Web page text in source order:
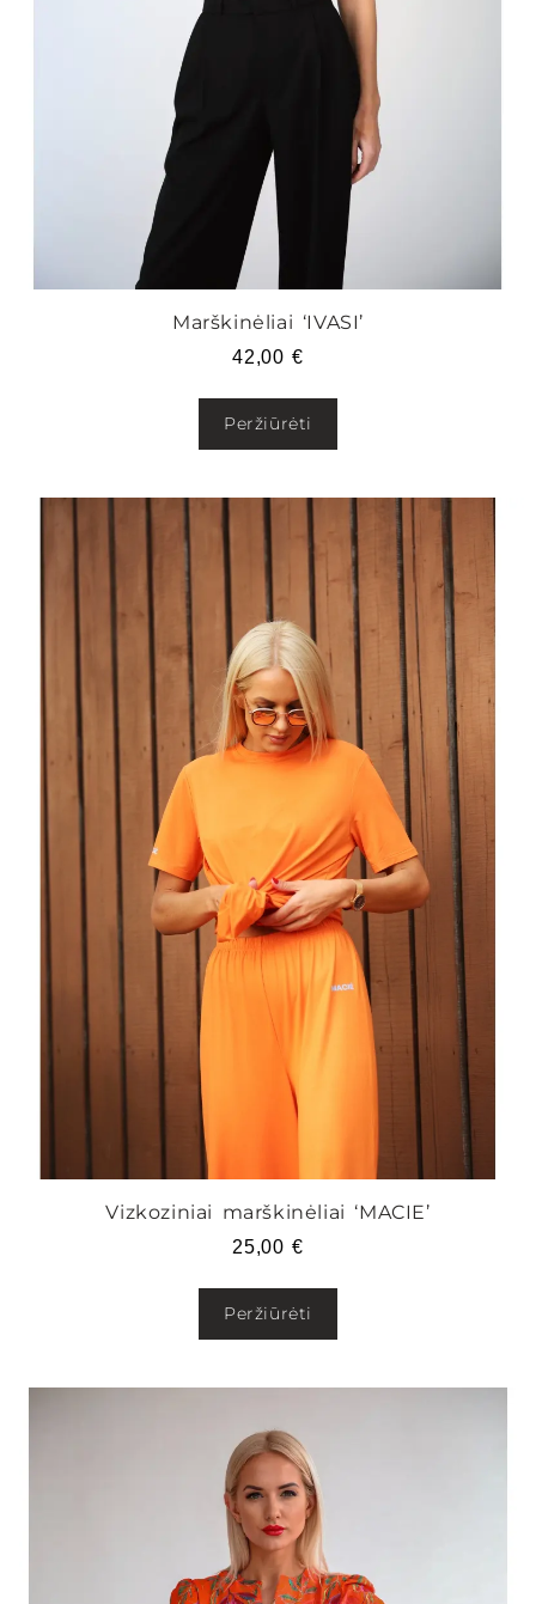
Marškinėliai ‘IVASI’
42,00 €
Peržiūrėti
Vizkoziniai marškinėliai ‘MACIE’
25,00 €
Peržiūrėti